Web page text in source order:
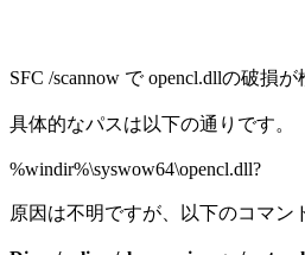
SFC /scannow で opencl.dllの破損
具体的なパスは以下の通りです。
%windir%\syswow64\opencl.dll?
原因は不明ですが、以下のコマン